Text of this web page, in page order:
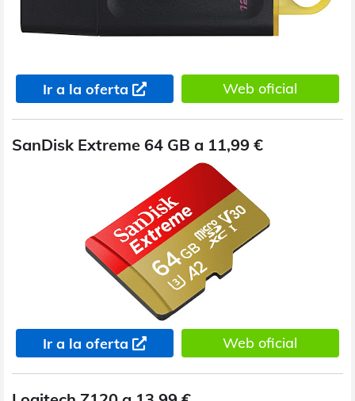
Ir a la oferta Web oficial
SanDisk Extreme 64 GB a 11,99 €
Ir a la oferta Web oficial